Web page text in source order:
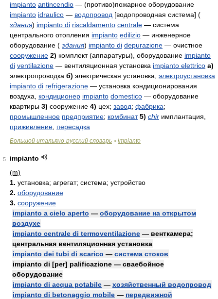
impianto antincendio — (противо)пожарное оборудование
impianto idraulico — водопровод [водопроводная система] (
здания) impianto di riscaldamento centrale — система
центрального отопления impianto edilizio — инженерное
оборудование ( здания) impianto di depurazione — очистное
сооружение 2) комплект (аппаратуры), оборудование impianto
di ventilazione — вентиляционная установка impianto elettrico а)
электропроводка б) электрическая установка, электроустановка
impianto di refrigerazione — установка кондиционирования
воздуха, кондиционер impianto domestico — оборудование
квартиры 3) сооружение 4) цех; завод; фабрика;
промышленное предприятие; комбинат 5) chir имплантация,
приживление пересадка
Большой итальяно-русский словарь > impianto
5
impianto
(m)
1. установка; агрегат; система; устройство
2. оборудование
3. сооружение
impianto a cielo aperto — оборудование на открытом
воздухе
impianto centrale di termoventilazione — венткамера;
центральная вентиляционная установка
impianto dei tubi di scarico — система стоков
impianto di [per] palificazione — сваебойное
оборудование
impianto di acqua potabile — хозяйственный водопровод
impianto di betonaggio mobile — передвижной